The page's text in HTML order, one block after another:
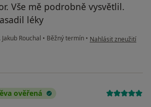
Vše mě podrobně vysvětlil.
léky
Jakub Rouchal • Běžný termín • podle názoru
Nahlásit zneužití
ověřená